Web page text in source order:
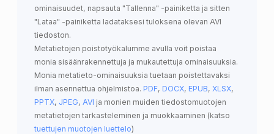
ominaisuudet, napsauta "Tallenna" -painiketta ja sitten
"Lataa" -painiketta ladataksesi tuloksena olevan AVI
tiedoston.
Metatietojen poistotyökalumme avulla voit poistaa
monia sisäänrakennettuja ja mukautettuja ominaisuuksia.
Monia metatieto-ominaisuuksia tuetaan poistettavaksi
ilman asennettua ohjelmistoa. PDF, DOCX, EPUB, XLSX,
PPTX, JPEG, AVI ja monien muiden tiedostomuotojen
metatietojen tarkasteleminen ja muokkaaminen (katso
tuettujen muotojen luettelo)